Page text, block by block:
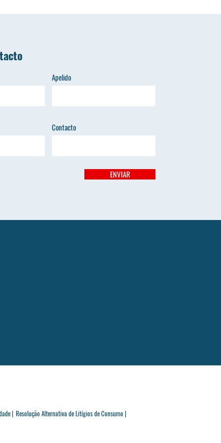
Apelido
Contacto
ENVIAR
| Resolução Alternativa de Litígios de Consumo |